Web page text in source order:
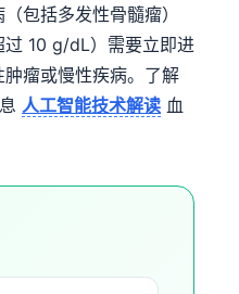
包括多发性骨髓瘤）
过 10 g/dL）需要立即进
瘤或慢性疾病。了解
人工智能技术解读 血